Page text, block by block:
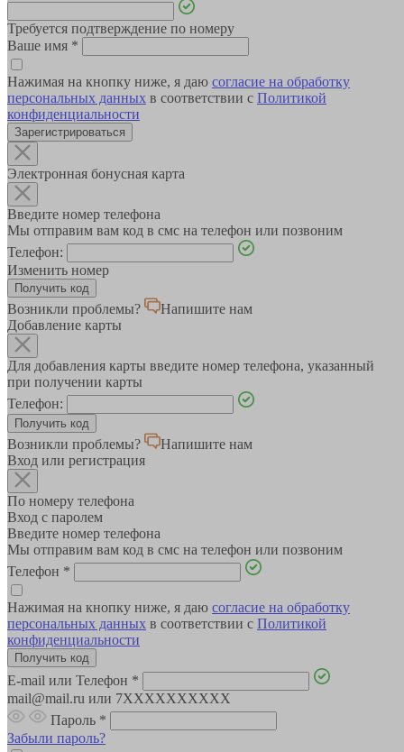
Требуется подтверждение по номеру
Ваше имя *
Нажимая на кнопку ниже, я даю согласие на обработку
персональных данных в соответствии с Политикой
конфиденциальности
Зарегистрироваться
Электронная бонусная карта
Введите номер телефона
Мы отправим вам код в смс на телефон или позвоним
Телефон:
Изменить номер
Возникли проблемы?
Напишите нам
Добавление карты
Для добавления карты введите номер телефона, указанный
при получении карты
Телефон:
Возникли проблемы?
Напишите нам
Вход или регистрация
По номеру телефона
Вход с паролем
Введите номер телефона
Мы отправим вам код в смс на телефон или позвоним
Телефон *
Нажимая на кнопку ниже, я даю согласие на обработку
персональных данных в соответствии с Политикой
конфиденциальности
E-mail или Телефон *
mail@mail.ru или 7XXXXXXXXXX
Пароль *
Забыли пароль?